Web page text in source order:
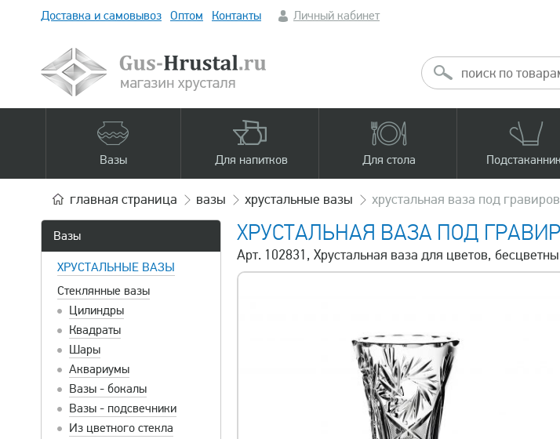
Доставка и самовывоз Оптом Контакты Личный кабинет
Вазы Для напитков Для стола
главная страница вазы хрустальные вазы хрустальная ваза под
Вазы
ХРУСТАЛЬНЫЕ ВАЗЫ
Стеклянные вазы
Цилиндры
Квадраты
Шары
Аквариумы
Вазы - бокалы
Вазы - подсвечники
Из цветного стекла
ХРУСТАЛЬНАЯ ВАЗА ПОД
Арт. 102831, Хрустальная ваза для цветов,